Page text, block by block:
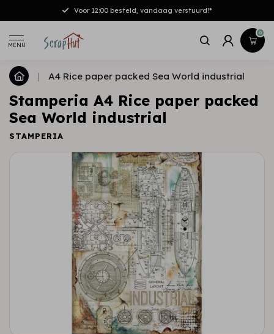
Voor 12:00 besteld, vandaag verstuurd!*
MENU
0
| A4 Rice paper packed Sea World industrial
Stamperia A4 Rice paper packed
Sea World industrial
STAMPERIA